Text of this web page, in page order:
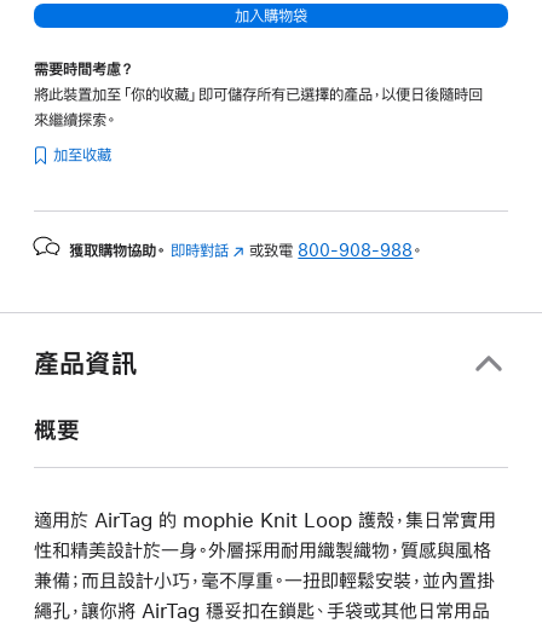
加入購物袋
需要時間考慮？
將此裝置加至「你的收藏」即可儲存所有已選擇的產品，以便日後隨時回
來繼續探索。
加至收藏
獲取購物協助。 即時對話 (以 或致電 800-908-988 。
產品資訊
概要
適用於 AirTag 的 mophie Knit Loop 護殼，集日常實用
性和精美設計於一身。外層採用耐用織製織物，質感與風格
兼備；而且設計小巧，毫不厚重。一扭即輕鬆安裝，並內置掛
繩孔，讓你將 AirTag 穩妥扣在鎖匙、手袋或其他日常用品